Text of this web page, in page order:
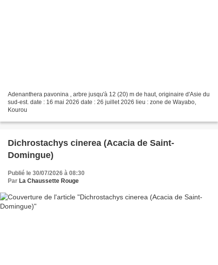
Adenanthera pavonina , arbre jusqu'à 12 (20) m de haut, originaire d'Asie du
sud-est. date : 16 mai 2026 date : 26 juillet 2026 lieu : zone de Wayabo,
Kourou
Dichrostachys cinerea (Acacia de Saint-
Domingue)
Publié le 30/07/2026 à 08:30
Par La Chaussette Rouge